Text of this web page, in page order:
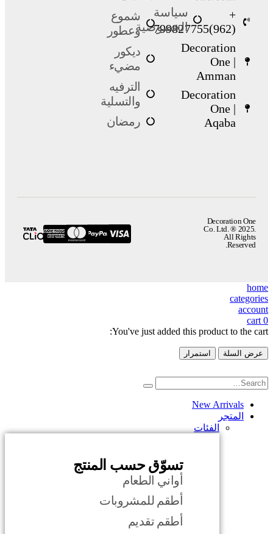
+
(962)799827755
Decoration
One |
Amman
Decoration
One |
Aqaba
سياسة
الخصوصية
شموع
وعطور
ديكور
مضيء
الترفيه
والتسلية
رمضان
Decoration One
Co. Ltd. ® 2025.
All Rights
Reserved.
home
categories
account
0
cart
You've just added this product to the cart:
عرض السلة استمرار
New Arrivals
المتجر
الفئات
تسوّق حسب المنتج
أواني الطعام
أطقم للمشروبات
أطقم تقديم